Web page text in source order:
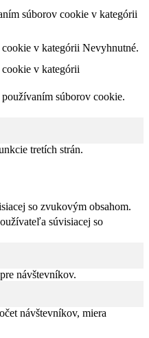
súborov cookie v kategórii
v kategórii Nevyhnutné.
v kategórii
súborov cookie.
tretích strán.
so zvukovým obsahom.
súvisiacej so
návštevníkov.
návštevníkov, miera